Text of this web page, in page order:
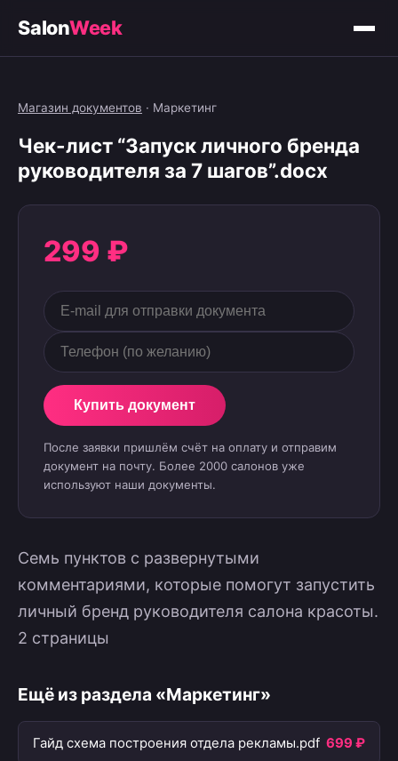
SalonWeek
Магазин документов · Маркетинг
Чек-лист “Запуск личного бренда
руководителя за 7 шагов”.docx
299 ₽
Купить документ
После заявки пришлём счёт на оплату и отправим
документ на почту. Более 2000 салонов уже
используют наши документы.
Семь пунктов с развернутыми
комментариями, которые помогут запустить
личный бренд руководителя салона красоты.
2 страницы
Ещё из раздела «Маркетинг»
Гайд схема построения отдела рекламы.pdf 699 ₽